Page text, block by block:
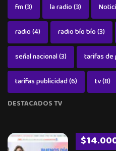
fm(3) la radio(3)
radio(4) radio bío bío(3)
señal nacional(3) tarifas de
tarifas publicidad(6) tv(8)
DESTACADOS TV